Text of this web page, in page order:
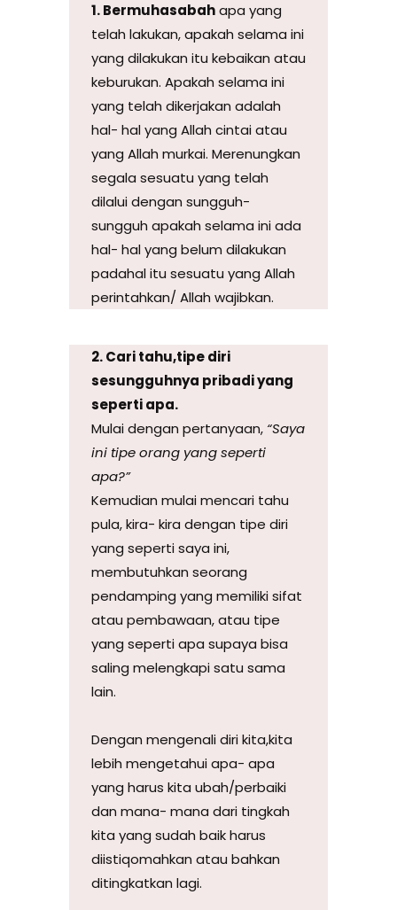
1. Bermuhasabahapa yang
telah lakukan, apakah selama ini
yang dilakukan itu kebaikan atau
keburukan. Apakah selama ini
yang telah dikerjakan adalah
hal- hal yang Allah cintai atau
yang Allah murkai. Merenungkan
segala sesuatu yang telah
dilalui dengan sungguh-
sungguh apakah selama ini ada
hal- hal yang belum dilakukan
padahal itu sesuatu yang Allah
perintahkan/ Allah wajibkan.
2. Cari tahu,tipe diri
sesungguhnya pribadi yang
seperti apa.
Mulai dengan pertanyaan, “Saya
ini tipe orang yang seperti
apa?”
Kemudian mulai mencari tahu
pula, kira- kira dengan tipe diri
yang seperti saya ini,
membutuhkan seorang
pendamping yang memiliki sifat
atau pembawaan, atau tipe
yang seperti apa supaya bisa
saling melengkapi satu sama
lain.
Dengan mengenali diri kita,kita
lebih mengetahui apa- apa
yang harus kita ubah/perbaiki
dan mana- mana dari tingkah
kita yang sudah baik harus
diistiqomahkan atau bahkan
ditingkatkan lagi.